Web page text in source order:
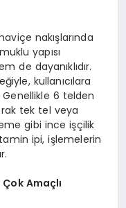
nakışlarında
yapısı
de dayanıklıdır.
kullanıcılara
6 telden
tek tel veya
gibi ince işçilik
ipi, işlemelerin
Amaçlı